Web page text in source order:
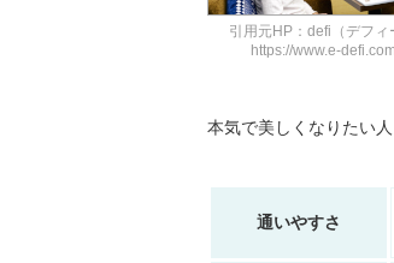
引用元HP：defi（デフィ
https://www.e-
本気で美しくなりたい
通いやすさ